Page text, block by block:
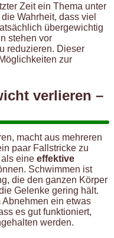
Zeit ein Thema unter
Wahrheit, dass viel
übergewichtig
stehen vor
reduzieren. Dieser
zur
verlieren –
macht aus mehreren
paar Fallstricke zu
eine effektive
Schwimmen ist
die den ganzen Körper
Gelenke gering hält.
ein etwas
es gut funktioniert,
werden.